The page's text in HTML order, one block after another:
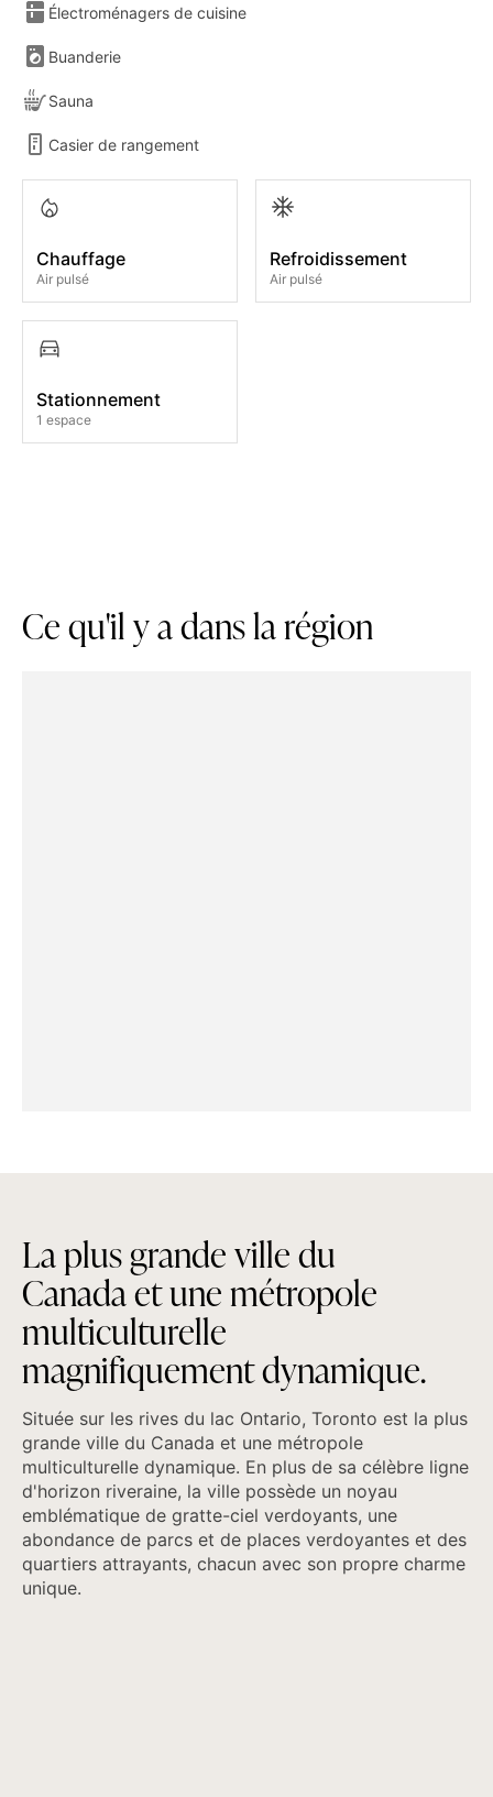
Électroménagers de cuisine
Buanderie
Sauna
Casier de rangement
Chauffage
Air pulsé
Refroidissement
Air pulsé
Stationnement
1 espace
Cequ'ilyadanslarégion
Laplusgrandevilledu
Canadaetunemétropole
multiculturelle
magnifiquementdynamique.
Située sur les rives du lac Ontario, Toronto est la plus
grande ville du Canada et une métropole
multiculturelle dynamique. En plus de sa célèbre ligne
d'horizon riveraine, la ville possède un noyau
emblématique de gratte-ciel verdoyants, une
abondance de parcs et de places verdoyantes et des
quartiers attrayants, chacun avec son propre charme
unique.